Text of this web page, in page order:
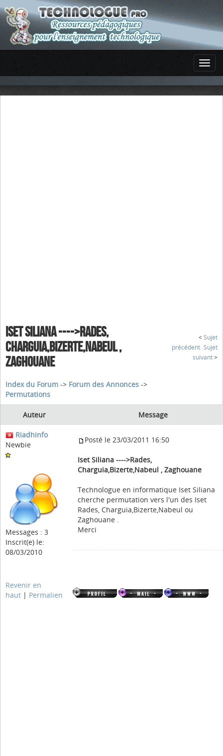
ISET SILIANA ---->RADES,
CHARGUIA,BIZERTE,NABEUL ,
ZAGHOUANE
< Sujet
précédent Sujet
suivant >
Index du Forum -> Forum des Annonces ->
Permutations
Auteur Message
Riadhinfo
Newbie
Messages : 3
Inscrit(e) le:
08/03/2010
Posté le 23/03/2011 16:50
Iset Siliana ---->Rades,
Charguia,Bizerte,Nabeul , Zaghouane
Technologue en informatique Iset Siliana
cherche permutation vers l'un des Iset
Rades, Charguia,Bizerte,Nabeul ou
Zaghouane .
Merci
Revenir en
haut | Permalien